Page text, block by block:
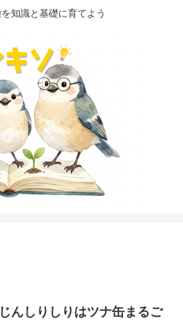
知識と基礎に育てよう
んしりしりはツナ缶まるご